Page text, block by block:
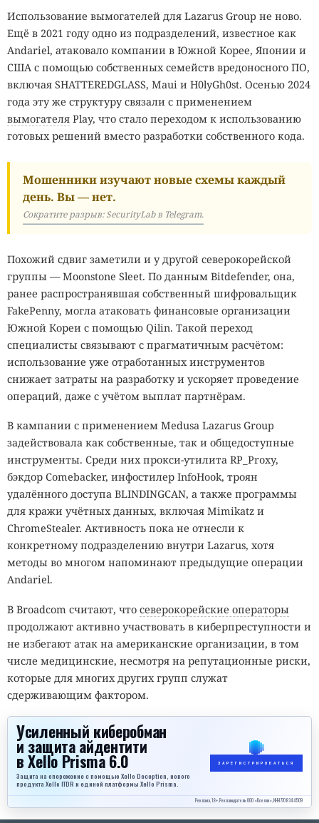
Использование вымогателей для Lazarus Group не ново.
Ещё в 2021 году одно из подразделений, известное как
Andariel, атаковало компании в Южной Корее, Японии и
США с помощью собственных семейств вредоносного ПО,
включая SHATTEREDGLASS, Maui и H0lyGh0st. Осенью 2024
года эту же структуру связали с применением
вымогателя Play, что стало переходом к использованию
готовых решений вместо разработки собственного кода.
Мошенники изучают новые схемы каждый
день. Вы — нет.
Сократите разрыв: SecurityLab в Telegram.
Похожий сдвиг заметили и у другой северокорейской
группы — Moonstone Sleet. По данным Bitdefender, она,
ранее распространявшая собственный шифровальщик
FakePenny, могла атаковать финансовые организации
Южной Кореи с помощью Qilin. Такой переход
специалисты связывают с прагматичным расчётом:
использование уже отработанных инструментов
снижает затраты на разработку и ускоряет проведение
операций, даже с учётом выплат партнёрам.
В кампании с применением Medusa Lazarus Group
задействовала как собственные, так и общедоступные
инструменты. Среди них прокси-утилита RP_Proxy,
бэкдор Comebacker, инфостилер InfoHook, троян
удалённого доступа BLINDINGCAN, а также программы
для кражи учётных данных, включая Mimikatz и
ChromeStealer. Активность пока не отнесли к
конкретному подразделению внутри Lazarus, хотя
методы во многом напоминают предыдущие операции
Andariel.
В Broadcom считают, что северокорейские операторы
продолжают активно участвовать в киберпреступности и
не избегают атак на американские организации, в том
числе медицинские, несмотря на репутационные риски,
которые для многих других групп служат
сдерживающим фактором.
Усиленный киберобман
и защита айдентити
в Xello Prisma 6.0
Защита на опережение с помощью Xello Deception, нового
продукта Xello ITDR и единой платформы Xello Prisma.
ЗАРЕГИСТРИРОВАТЬСЯ
Реклама, 18+. Рекламодатель ООО «Кселло», ИНН 7708344509